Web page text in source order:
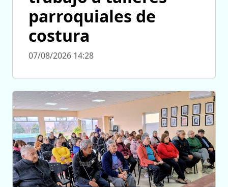
parroquiales de
costura
07/08/2026 14:28